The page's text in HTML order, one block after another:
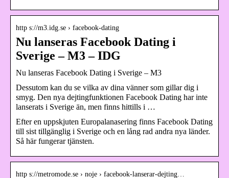
http s://m3.idg.se › facebook-dating
Nu lanseras Facebook Dating i
Sverige – M3 – IDG
Nu lanseras Facebook Dating i Sverige – M3
Dessutom kan du se vilka av dina vänner som gillar dig i
smyg. Den nya dejtingfunktionen Facebook Dating har inte
lanserats i Sverige än, men finns hittills i …
Efter en uppskjuten Europalanasering finns Facebook Dating
till sist tillgänglig i Sverige och en lång rad andra nya länder.
Så här fungerar tjänsten.
http s://metromode.se › noje › facebook-lanserar-dejting…